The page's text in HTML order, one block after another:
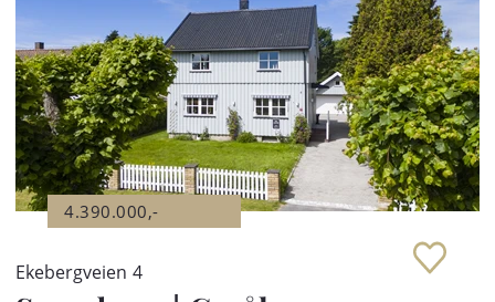
4.390.000,-
Ekebergveien 4